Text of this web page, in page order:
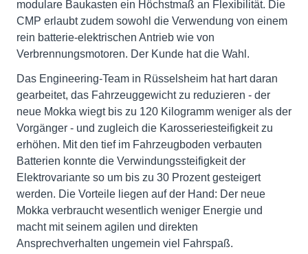
modulare Baukasten ein Höchstmaß an Flexibilität. Die
CMP erlaubt zudem sowohl die Verwendung von einem
rein batterie-elektrischen Antrieb wie von
Verbrennungsmotoren. Der Kunde hat die Wahl.
Das Engineering-Team in Rüsselsheim hat hart daran
gearbeitet, das Fahrzeuggewicht zu reduzieren - der
neue Mokka wiegt bis zu 120 Kilogramm weniger als der
Vorgänger - und zugleich die Karosseriesteifigkeit zu
erhöhen. Mit den tief im Fahrzeugboden verbauten
Batterien konnte die Verwindungssteifigkeit der
Elektrovariante so um bis zu 30 Prozent gesteigert
werden. Die Vorteile liegen auf der Hand: Der neue
Mokka verbraucht wesentlich weniger Energie und
macht mit seinem agilen und direkten
Ansprechverhalten ungemein viel Fahrspaß.